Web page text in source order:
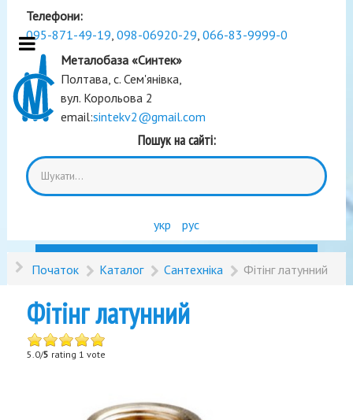
Телефони:
095-871-49-19, 098-06920-29, 066-83-9999-0
Металобаза «Синтек»
Полтава, с. Сем'янівка,
вул. Корольова 2
email:sintekv2@gmail.com
Пошук на сайті:
укр рус
Початок Каталог Сантехніка Фітінг латунний
Фітінг латунний
5.0/5 rating 1 vote